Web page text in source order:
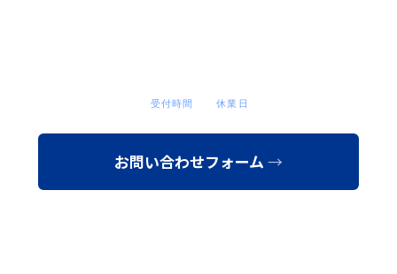
受付時間 休業日
お問い合わせフォーム